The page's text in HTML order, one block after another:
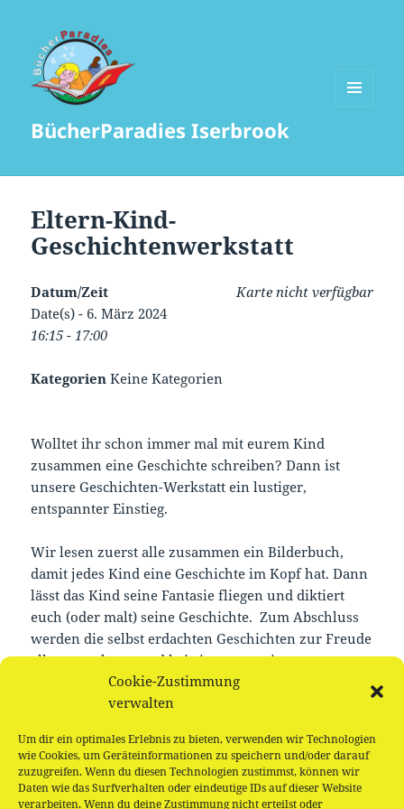
Cookie-Zustimmung
verwalten
Um dir ein optimales Erlebnis zu bieten, verwenden wir Technologien
wie Cookies, um Geräteinformationen zu speichern und/oder darauf
zuzugreifen. Wenn du diesen Technologien zustimmst, können wir
Daten wie das Surfverhalten oder eindeutige IDs auf dieser Website
verarbeiten. Wenn du deine Zustimmung nicht erteilst oder
BücherParadies Iserbrook
Eltern-Kind-
Geschichtenwerkstatt
Karte nicht verfügbar
Datum/Zeit
Date(s) - 6. März 2024
16:15 - 17:00
Kategorien Keine Kategorien
Wolltet ihr schon immer mal mit eurem Kind
zusammen eine Geschichte schreiben? Dann ist
unsere Geschichten-Werkstatt ein lustiger,
entspannter Einstieg.
Wir lesen zuerst alle zusammen ein Bilderbuch,
damit jedes Kind eine Geschichte im Kopf hat. Dann
lässt das Kind seine Fantasie fliegen und diktiert
euch (oder malt) seine Geschichte. Zum Abschluss
werden die selbst erdachten Geschichten zur Freude
aller vorgelesen und bei einem gemeinsamen
Naschen (Kekse, Äpfel…) genossen.
Kinder, die mindestens wenig sprechen können. Die
Muttersprache ist dabei vollkommen egal!